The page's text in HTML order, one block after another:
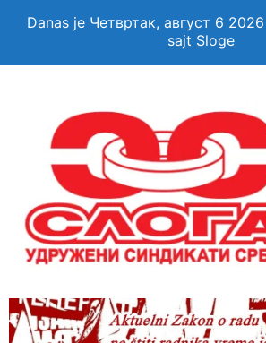
Danas je Четвртак, август 6
sajt Sloge